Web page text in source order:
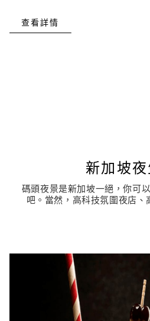
查看詳情
新加坡
碼頭夜景是新加坡一絕，你可
吧。當然，高科技氛圍夜店、